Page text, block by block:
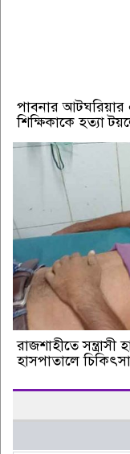
পাবনার আটঘরিয়ার
শিক্ষিকাকে হত্যা
রাজশাহীতে
হাসপাতালে